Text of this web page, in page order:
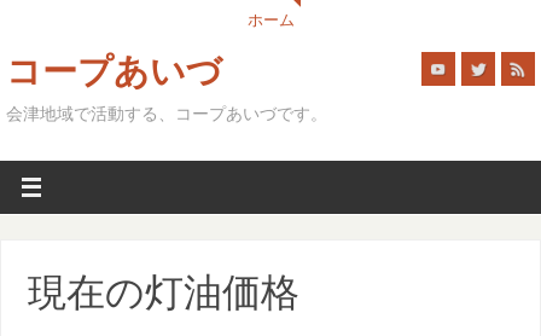
ホーム
コープあいづ
会津地域で活動する、コープあいづです。
現在の灯油価格